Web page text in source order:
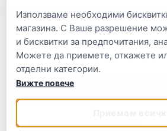
Описание
Използваме необходими
магазина. С Ваше разрешение
и бисквитки за предпочитания,
Можете да приемете, откажете
отделни категории.
Вижте повече